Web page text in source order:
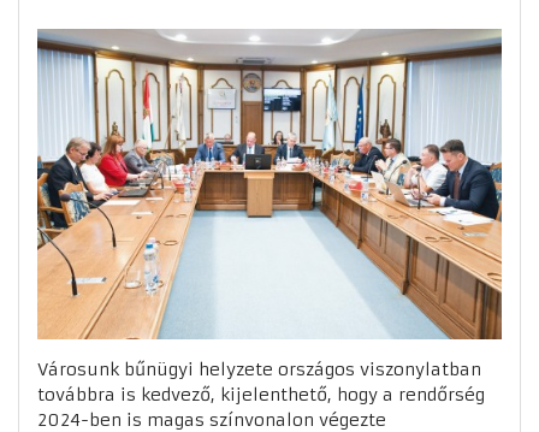
Városunk bűnügyi helyzete országos viszonylatban
továbbra is kedvező, kijelenthető, hogy a rendőrség
2024-ben is magas színvonalon végezte